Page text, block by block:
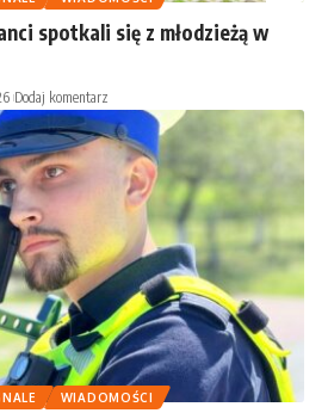
spotkali się z młodzieżą w
Dodaj komentarz
WIADOMOŚCI